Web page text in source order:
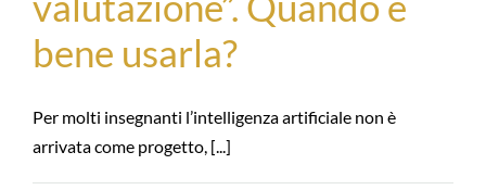
bene usarla?
Per molti insegnanti l’intelligenza artificiale non è
arrivata come progetto, [...]